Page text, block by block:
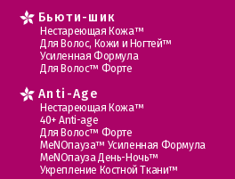
Бьюти-шик
Нестареющая Кожа™
Для Волос, Кожи и Ногтей™
Усиленная Формула
Для Волос™ Форте
Anti-Age
Нестареющая Кожа™
40+ Anti-age
Для Волос™ Форте
МеNOпауза™ Усиленная Формула
МеNOпауза День-Ночь™
Укрепление Костной Ткани™